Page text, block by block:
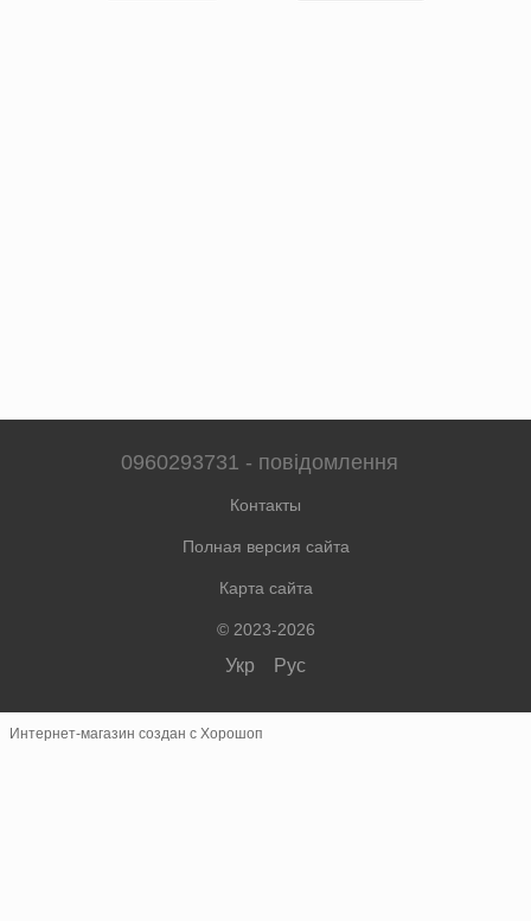
0960293731 - повідомлення
Контакты
Полная версия сайта
Карта сайта
© 2023-2026
Укр Рус
Интернет-магазин создан с Хорошоп